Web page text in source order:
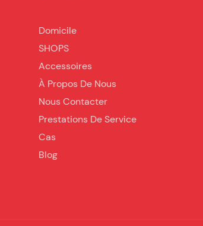
Domicile
SHOPS
Accessoires
À Propos De Nous
Nous Contacter
Prestations De Service
Cas
Blog